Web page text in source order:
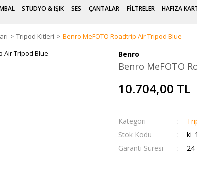
STÜDYO & IŞIK SES ÇANTALAR FİLTRELER HAFIZA
Tripod Kitleri Benro MeFOTO Roadtrip Air Tripod Blue
Benro
Benro MeFOTO
10.704,00 TL
Kategori
Stok Kodu
Garanti Süresi
24